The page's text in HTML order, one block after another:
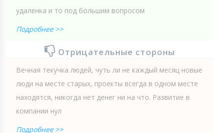
удаленка и то под большим вопросом
Подробнее >>
Отрицательные стороны
Вечная текучка людей, чуть ли не каждый месяц новые
люди на месте старых, проекты всегда в одном месте
находятся, никогда нет денег ни на что. Развитие в
компании нул
Подробнее >>